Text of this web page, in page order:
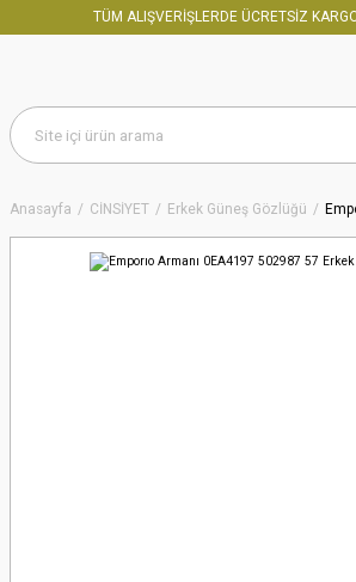
TÜM ALIŞVERİŞLERDE ÜCRETSİZ
Anasayfa CİNSİYET Erkek Güneş Gözlüğü